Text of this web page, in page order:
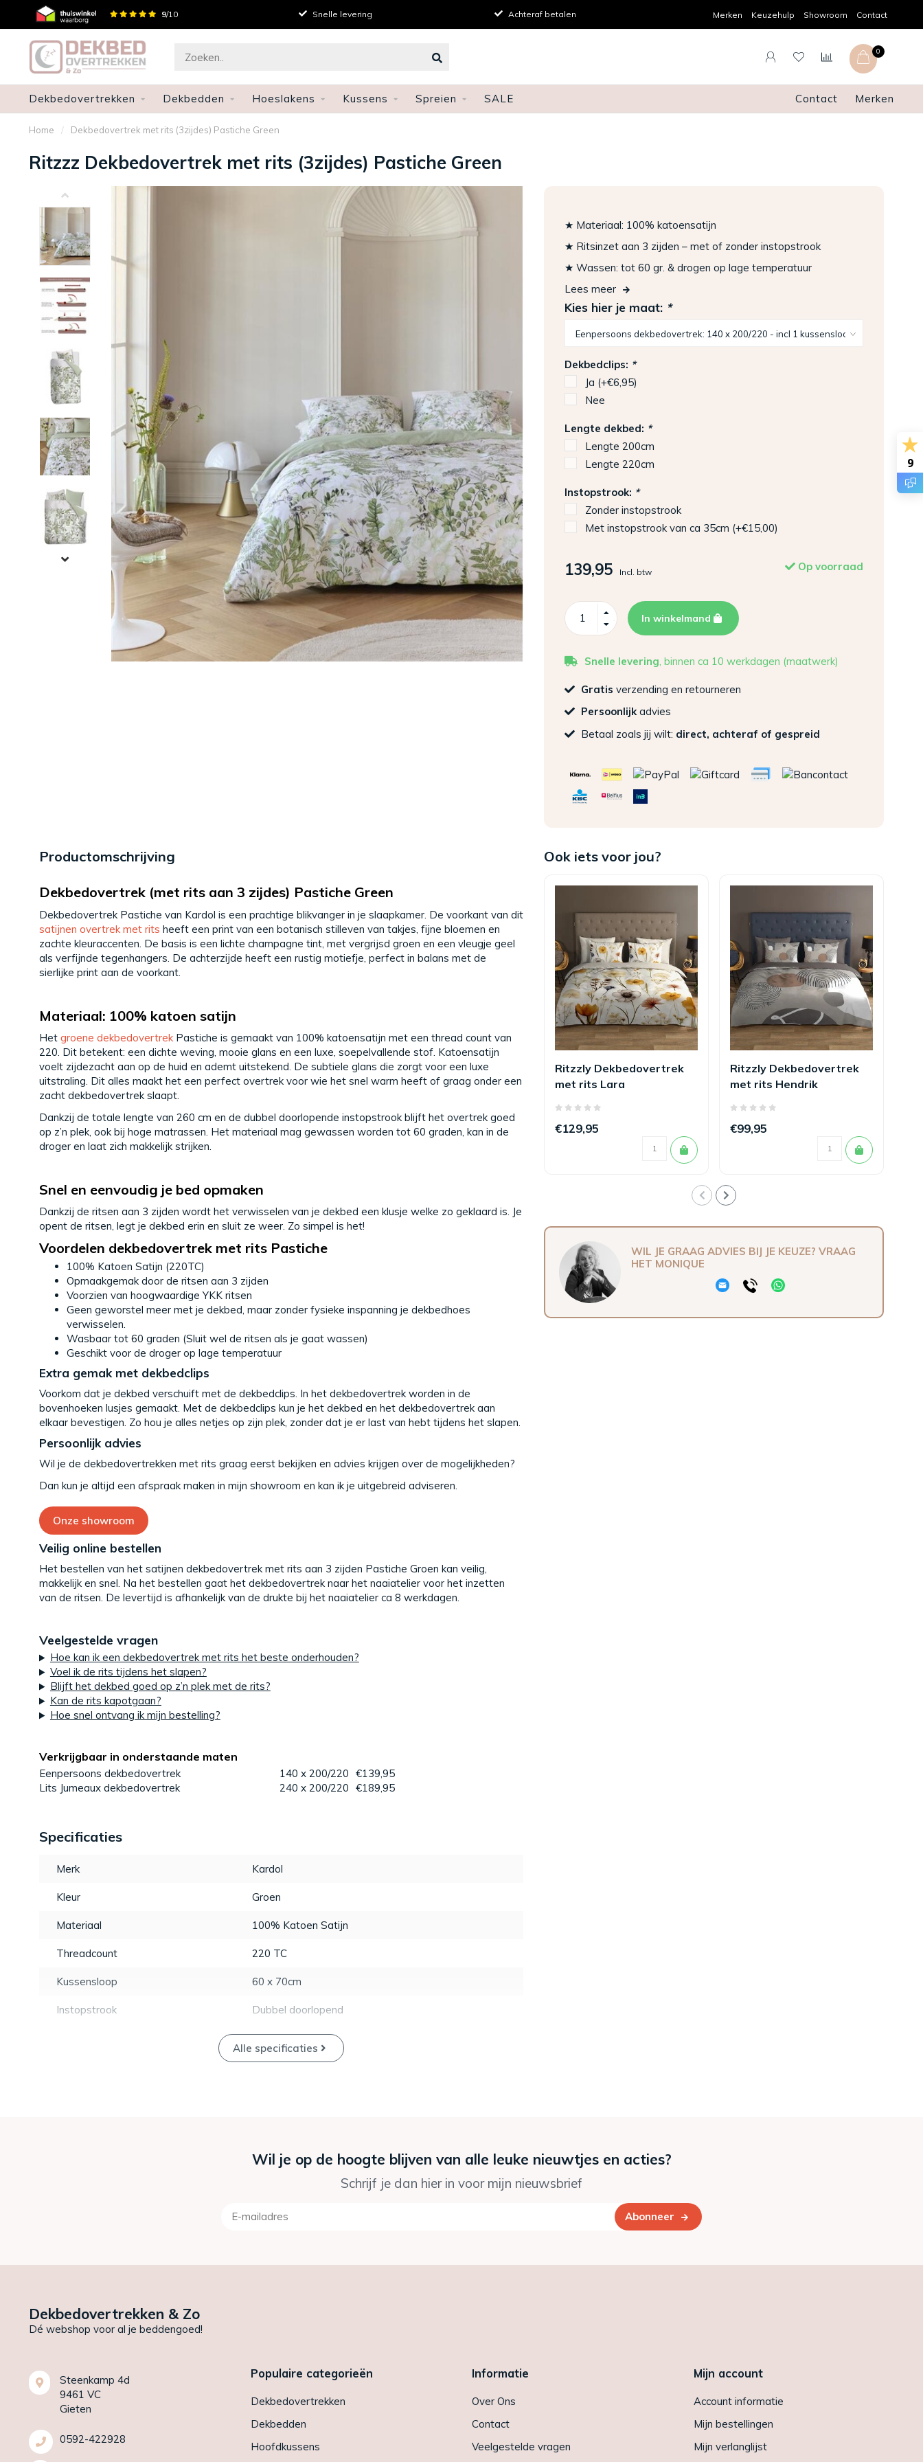
9/10
Gratis verzenden en retourneren Snelle levering Achteraf betalen Persoonlijk advies Gratis verzenden en
Merken Keuzehulp Showroom Contact
0
Dekbedovertrekken Dekbedden Hoeslakens Kussens Spreien SALE Contact Merken
Home / Dekbedovertrek met rits (3zijdes) Pastiche Green
Ritzzz Dekbedovertrek met rits (3zijdes) Pastiche Green
★ Materiaal: 100% katoensatijn
★ Ritsinzet aan 3 zijden – met of zonder instopstrook
★ Wassen: tot 60 gr. & drogen op lage temperatuur
Lees meer
Kies hier je maat: *
Dekbedclips: *
Ja (+€6,95)
Nee
Lengte dekbed: *
Lengte 200cm
Lengte 220cm
Instopstrook: *
Zonder instopstrook
Met instopstrook van ca 35cm (+€15,00)
139,95 Incl. btw Op voorraad
In winkelmand
Snelle levering , binnen ca 10 werkdagen (maatwerk)
Gratis verzending en retourneren
Persoonlijkadvies
Betaal zoals jij wilt: direct, achteraf of gespreid
Productomschrijving
Dekbedovertrek (met rits aan 3 zijdes) Pastiche Green
Dekbedovertrek Pastiche van Kardol is een prachtige blikvanger in je slaapkamer. De voorkant van dit
satijnen overtrek met rits heeft een print van een botanisch stilleven van takjes, fijne bloemen en
zachte kleuraccenten. De basis is een lichte champagne tint, met vergrijsd groen en een vleugje geel
als verfijnde tegenhangers. De achterzijde heeft een rustig motiefje, perfect in balans met de
sierlijke print aan de voorkant.
Materiaal: 100% katoen satijn
Het groene dekbedovertrekPastiche is gemaakt van 100% katoensatijn met een thread count van
220. Dit betekent: een dichte weving, mooie glans en een luxe, soepelvallende stof. Katoensatijn
voelt zijdezacht aan op de huid en ademt uitstekend. De subtiele glans die zorgt voor een luxe
uitstraling. Dit alles maakt het een perfect overtrek voor wie het snel warm heeft of graag onder een
zacht dekbedovertrek slaapt.
Dankzij de totale lengte van 260 cm en de dubbel doorlopende instopstrook blijft het overtrek goed
op z’n plek, ook bij hoge matrassen. Het materiaal mag gewassen worden tot 60 graden, kan in de
droger en laat zich makkelijk strijken.
Snel en eenvoudig je bed opmaken
Dankzij de ritsen aan 3 zijden wordt het verwisselen van je dekbed een klusje welke zo geklaard is. Je
opent de ritsen, legt je dekbed erin en sluit ze weer. Zo simpel is het!
Voordelen dekbedovertrek met rits Pastiche
100% Katoen Satijn (220TC)
Opmaakgemak door de ritsen aan 3 zijden
Voorzien van hoogwaardige YKK ritsen
Geen geworstel meer met je dekbed, maar zonder fysieke inspanning je dekbedhoes
verwisselen.
Wasbaar tot 60 graden (Sluit wel de ritsen als je gaat wassen)
Geschikt voor de droger op lage temperatuur
Extra gemak met dekbedclips
Voorkom dat je dekbed verschuift met de dekbedclips. In het dekbedovertrek worden in de
bovenhoeken lusjes gemaakt. Met de dekbedclips kun je het dekbed en het dekbedovertrek aan
elkaar bevestigen. Zo hou je alles netjes op zijn plek, zonder dat je er last van hebt tijdens het slapen.
Persoonlijk advies
Wil je de dekbedovertrekken met rits graag eerst bekijken en advies krijgen over de mogelijkheden?
Dan kun je altijd een afspraak maken in mijn showroom en kan ik je uitgebreid adviseren.
Onze showroom
Veilig online bestellen
Het bestellen van het satijnen dekbedovertrek met rits aan 3 zijden Pastiche Groen kan veilig,
makkelijk en snel. Na het bestellen gaat het dekbedovertrek naar het naaiatelier voor het inzetten
van de ritsen. De levertijd is afhankelijk van de drukte bij het naaiatelier ca 8 werkdagen.
Veelgestelde vragen
Hoe kan ik een dekbedovertrek met rits het beste onderhouden?
Voel ik de rits tijdens het slapen?
Blijft het dekbed goed op z’n plek met de rits?
Kan de rits kapotgaan?
Hoe snel ontvang ik mijn bestelling?
Verkrijgbaar in onderstaande maten
Eenpersoons dekbedovertrek 140 x 200/220 €139,95
Lits Jumeaux dekbedovertrek
240 x 200/220 €189,95
Specificaties
Merk Kardol
Kleur Groen
Materiaal 100% Katoen Satijn
Threadcount 220 TC
Kussensloop 60 x 70cm
Instopstrook Dubbel doorlopend
Alle specificaties
Ook iets voor jou?
Ritzzly Dekbedovertrek
met rits Lara
€129,95
Ritzzly Dekbedovertrek
met rits Hendrik
€99,95
WIL JE GRAAG ADVIES BIJ JE KEUZE? VRAAG
HET MONIQUE
9
Wil je op de hoogte blijven van alle leuke nieuwtjes en acties?
Schrijf je dan hier in voor mijn nieuwsbrief
Abonneer
Dekbedovertrekken & Zo
Dé webshop voor al je beddengoed!
Steenkamp 4d
9461 VC
Gieten
0592-422928
Populaire categorieën
Dekbedovertrekken
Dekbedden
Hoofdkussens
Informatie
Over Ons
Contact
Veelgestelde vragen
Mijn account
Account informatie
Mijn bestellingen
Mijn verlanglijst